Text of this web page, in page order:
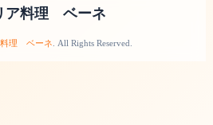
ア料理 ベーネ
料理 ベーネ . All Rights Reserved.